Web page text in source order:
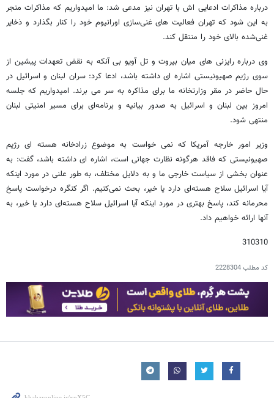
درباره مذاکرات ادعایی اش با تهران نیز مدعی شد: ما امیدواریم که مذاکرات منجر
به این شود که تهران فعالیت های غنی‌سازی اورانیوم خود را کنار بگذارد و ذخایر
غنی‌شده بالای خود را منتقل کند.
وی درباره رایزنی های میان بیروت و تل آویو بی آنکه به نقض تعهدات پیشین از
سوی رژیم صهیونیستی اشاره ای داشته باشد، ادعا کرد: سران لبنان و اسرائیل در
حال حاضر در مقر وزارتخانه ما برای مذاکره به سر می برند. امیدواریم که جلسه
امروز بین لبنان و اسرائیل به صدور بیانیه و برنامه‌ای برای مسیر امنیتی لبنان
منتهی شود.
وزیر امور خارجه آمریکا که نمی خواست به موضوع زرادخانه هسته ای رژیم
صهیونیستی که فاقد هرگونه نظارت جهانی است، اشاره ای داشته باشد، گفت: به
عنوان بخشی از سیاست خارجی ما و به دلایل مختلف، به طور علنی در مورد اینکه
آیا اسرائیل سلاح هسته‌ای دارد یا خیر، بحث نمی‌کنیم. اگر کنگره درخواست پاسخ
محرمانه کند، پاسخ بهتری در مورد اینکه آیا اسرائیل سلاح هسته‌ای دارد یا خیر، به
آنها ارائه خواهیم داد.
310310
کد مطلب2228304